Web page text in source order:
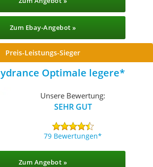
Zum Ebay-Angebot »
Preis-Leistungs-Sieger
Optimale legere
Unsere Bewertung:
SEHR GUT
79 Bewertungen
Zum Angebot »